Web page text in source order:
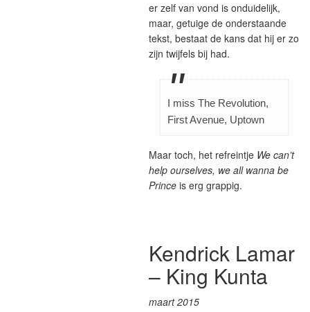
er zelf van vond is onduidelijk,
maar, getuige de onderstaande
tekst, bestaat de kans dat hij er zo
zijn twijfels bij had.
I miss The Revolution,
First Avenue, Uptown
Maar toch, het refreintje We can’t
help ourselves, we all wanna be
Prince is erg grappig.
Kendrick Lamar
– King Kunta
maart 2015